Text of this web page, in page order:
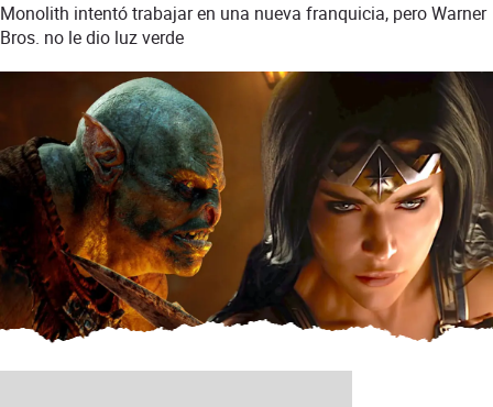
Monolith intentó trabajar en una nueva franquicia, pero Warner
Bros. no le dio luz verde